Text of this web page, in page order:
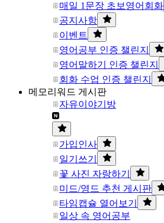
매일 1문장 초보영어회화
공지사항
이벤트
영어공부 인증 챌린지
영어말하기 인증 챌린지
회화 수업 인증 챌린지
메모리워드 게시판
자유이야기방
가입인사
일기쓰기
꽃 사진 자랑하기
미드/영드 추천 게시판
타임캡슐 열어보기
일상 속 영어공부